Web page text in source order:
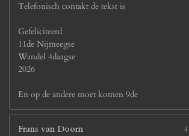
Telefonisch contakt de tekst is
Gefeliciteerd
11de Nijmeegse
Wandel 4daagse
2026
En op de andere moet komen 9de
Frans van Doorn